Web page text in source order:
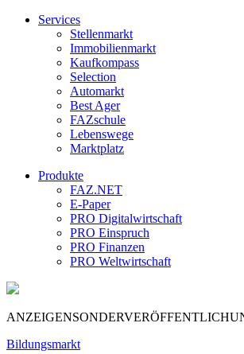
Services
Stellenmarkt
Immobilienmarkt
Kaufkompass
Selection
Automarkt
Best Ager
FAZschule
Lebenswege
Marktplatz
Produkte
FAZ.NET
E-Paper
PRO Digitalwirtschaft
PRO Einspruch
PRO Finanzen
PRO Weltwirtschaft
Bildungsmarkt